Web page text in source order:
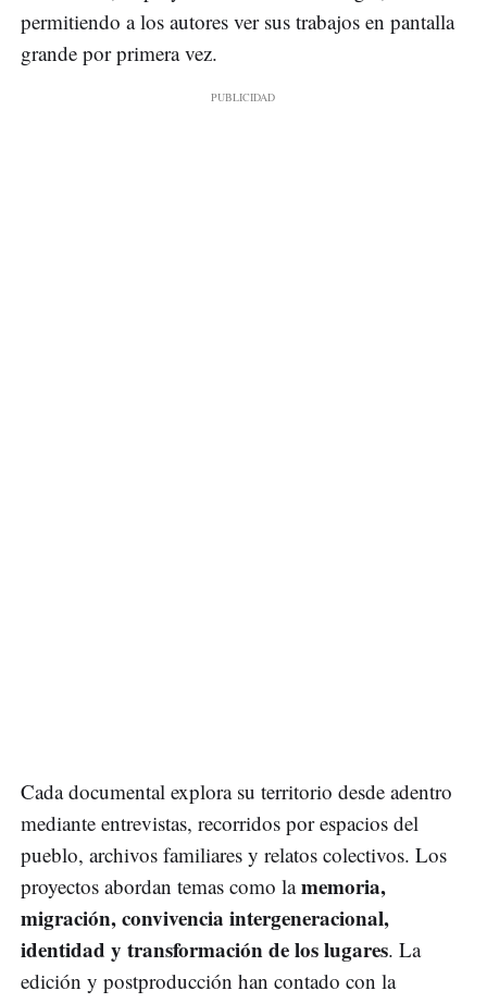
permitiendo a los autores ver sus trabajos en pantalla
grande por primera vez.
Cada documental explora su territorio desde adentro
mediante entrevistas, recorridos por espacios del
pueblo, archivos familiares y relatos colectivos. Los
proyectos abordan temas como lamemoria,
migración, convivencia intergeneracional,
identidad y transformación de los lugares. La
edición y postproducción han contado con la